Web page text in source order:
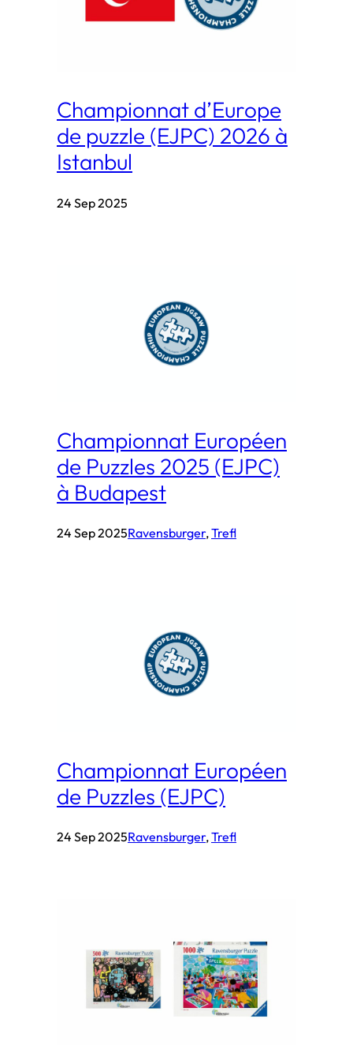
Championnat d’Europe
de puzzle (EJPC) 2026 à
Istanbul
24 Sep 2025
Championnat Européen
de Puzzles 2025 (EJPC)
à Budapest
24 Sep 2025Ravensburger, Trefl
Championnat Européen
de Puzzles (EJPC)
24 Sep 2025Ravensburger, Trefl